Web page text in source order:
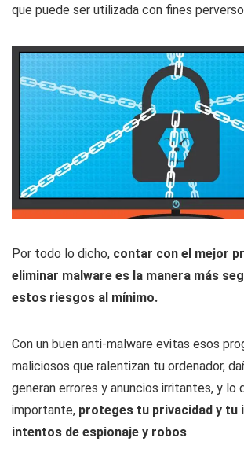
que puede ser utilizada con fines
Por todo lo dicho, contar con el mejor
eliminar malware es la manera más
estos riesgos al mínimo.
Con un buen anti-malware evitas esos
maliciosos que ralentizan tu ordenador,
generan errores y anuncios irritantes, y lo
importante, proteges tu privacidad y tu
intentos de espionaje y robos.